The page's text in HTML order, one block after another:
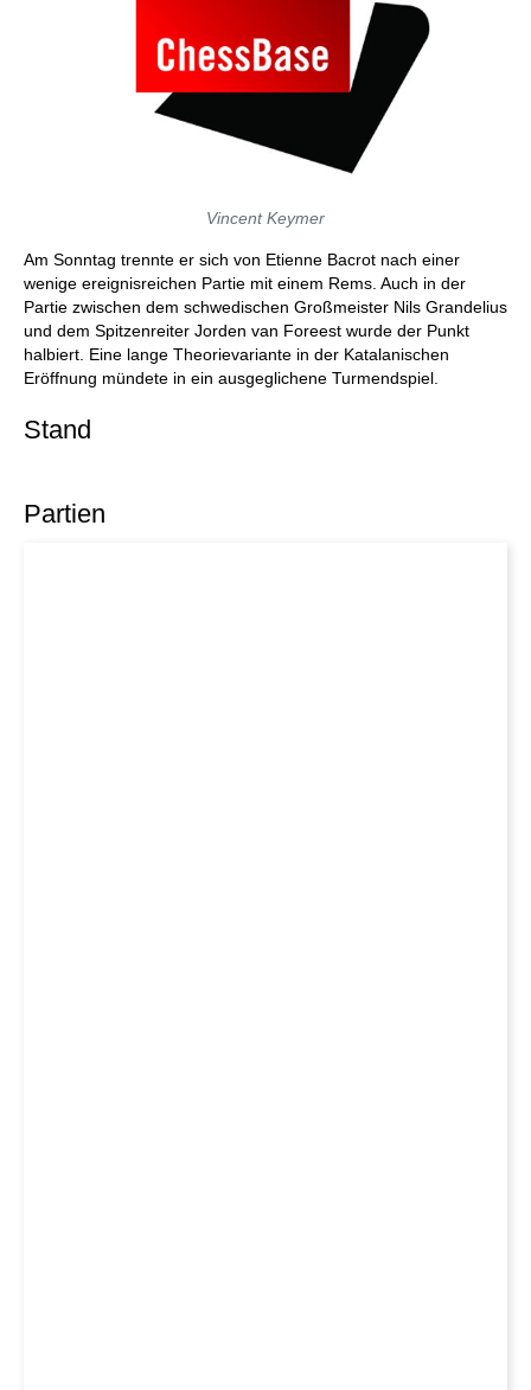
Vincent Keymer
Am Sonntag trennte er sich von Etienne Bacrot nach einer
wenige ereignisreichen Partie mit einem Rems. Auch in der
Partie zwischen dem schwedischen Großmeister Nils Grandelius
und dem Spitzenreiter Jorden van Foreest wurde der Punkt
halbiert. Eine lange Theorievariante in der Katalanischen
Eröffnung mündete in ein ausgeglichene Turmendspiel.
Stand
Partien